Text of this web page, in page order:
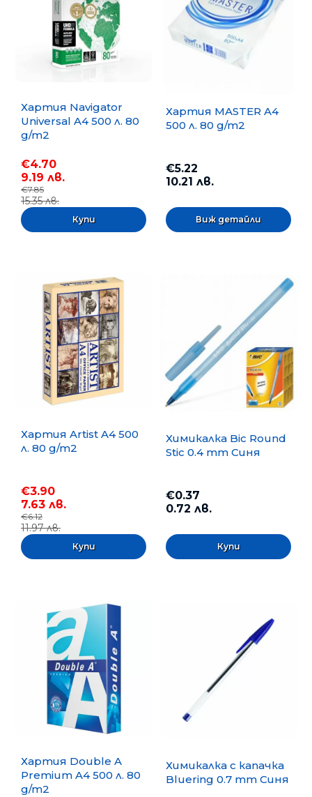
Хартия Navigator
Universal A4 500 л. 80
g/m2
€4.70
9.19 лв.
€7.85
15.35 лв.
Хартия MASTER A4
500 л. 80 g/m2
€5.22
10.21 лв.
Виж детайли
Хартия Artist A4 500
л. 80 g/m2
€3.90
7.63 лв.
€6.12
11.97 лв.
Химикалка Bic Round
Stic 0.4 mm Синя
€0.37
0.72 лв.
Хартия Double A
Premium A4 500 л. 80
g/m2
Химикалка с капачка
Bluering 0.7 mm Синя